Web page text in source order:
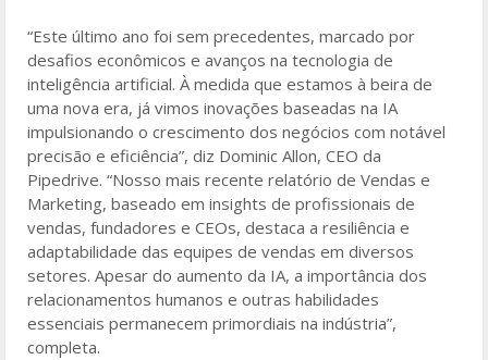
“Este último ano foi sem precedentes, marcado por
desafios econômicos e avanços na tecnologia de
inteligência artificial. À medida que estamos à beira de
uma nova era, já vimos inovações baseadas na IA
impulsionando o crescimento dos negócios com notável
precisão e eficiência”, diz Dominic Allon, CEO da
Pipedrive. “Nosso mais recente relatório de Vendas e
Marketing, baseado em insights de profissionais de
vendas, fundadores e CEOs, destaca a resiliência e
adaptabilidade das equipes de vendas em diversos
setores. Apesar do aumento da IA, a importância dos
relacionamentos humanos e outras habilidades
essenciais permanecem primordiais na indústria”,
completa.